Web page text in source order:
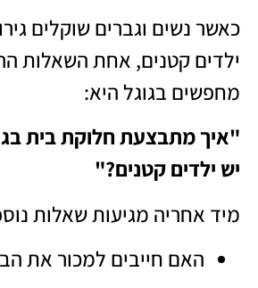
כאשר נשים וגברים שוקלים
ילדים קטנים, אחת השאלות
מחפשים בגוגל היא:
"איך מתבצעת חלוקת בית
יש ילדים קטנים?"
מיד אחריה מגיעות שאלות
האם חייבים למכור את